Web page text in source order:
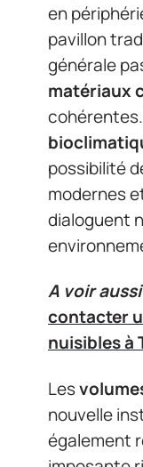
en
pavillon
générale
matériaux
possibilité
modernes
dialoguent
A voir
contacter
nuisibles à
Les
nouvelle
également